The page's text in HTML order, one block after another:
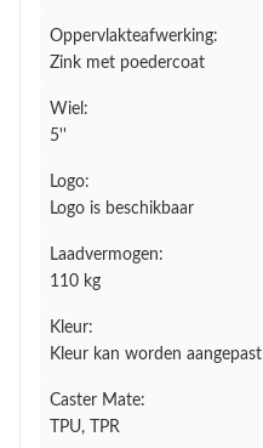
Oppervlakteafwerking:
Zink met poedercoat
Wiel:
5''
Logo:
Logo is beschikbaar
Laadvermogen:
110 kg
Kleur:
Kleur kan worden aangepast
Caster Mate:
TPU, TPR